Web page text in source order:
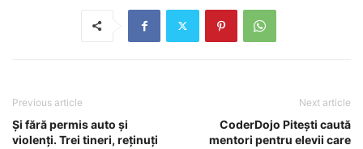
Previous article
Și fără permis auto și
violenți. Trei tineri, reținuți
Next article
CoderDojo Pitești caută
mentori pentru elevii care